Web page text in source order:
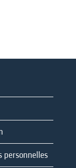
personnelles